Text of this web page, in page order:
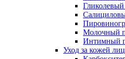
Молочный
Интимный
Уход за кожей